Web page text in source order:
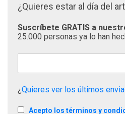
¿Quieres estar al día del
Suscríbete GRATIS a
25.000 personas ya lo han
¿Quieres ver los últimos
Acepto los términos y